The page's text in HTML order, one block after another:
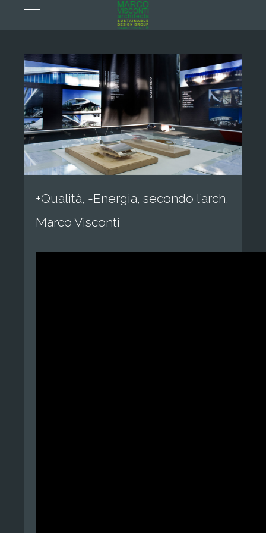
+Qualità, -Energia, secondo l’arch.
Marco Visconti